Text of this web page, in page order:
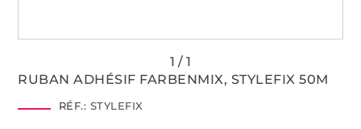
RUBAN ADHÉSIF FARBENMIX, STYLEFIX 50M
RÉF.: STYLEFIX